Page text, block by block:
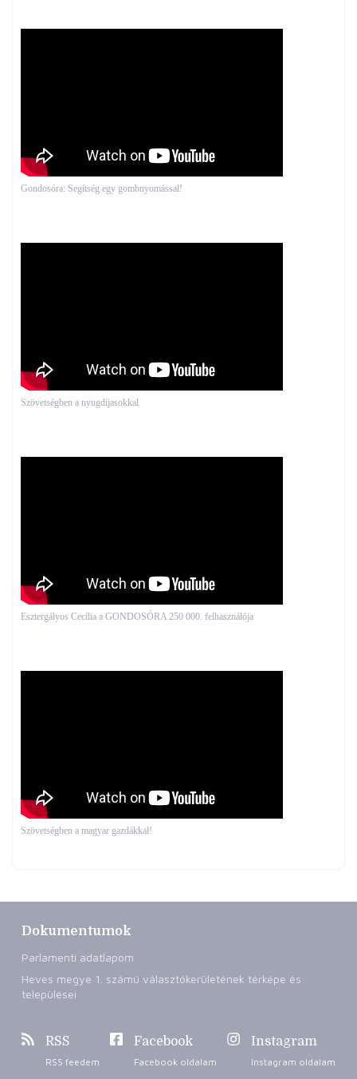
Gondosóra: Segítség egy gombnyomással!
Szövetségben a nyugdíjasokkal
Esztergályos Cecília a GONDOSÓRA 250 000. felhasználója
Szövetségben a magyar gazdákkal!
Dokumentumok
Parlamenti adatlapom
Heves megye 1. számú választókerületének térképe és
települései
RSS
RSS feedem
Facebook
Facebook oldalam
Instagram
Instagram oldalam